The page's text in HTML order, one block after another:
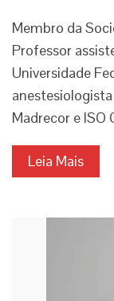
Membro da
Professor
Universidade
Madrecor e ISO
Leia Mais